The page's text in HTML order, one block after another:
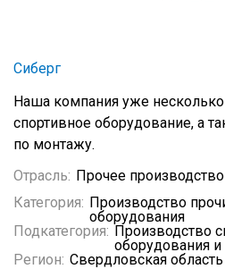
Сиберг
Наша компания уже несколько
спортивное оборудование, а
по монтажу.
Отрасль: Прочее производство
Категория: Производство
оборудования
Подкатегория: Производство
оборудования и
Регион: Свердловская область